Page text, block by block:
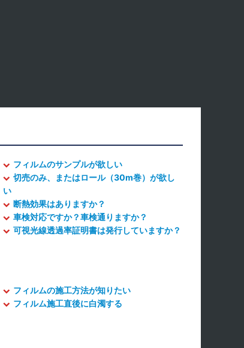
フィルムのサンプルが欲しい
切売のみ、またはロール（30m巻）が欲し
い
断熱効果はありますか？
車検対応ですか？車検通りますか？
可視光線透過率証明書は発行していますか？
フィルムの施工方法が知りたい
フィルム施工直後に白濁する